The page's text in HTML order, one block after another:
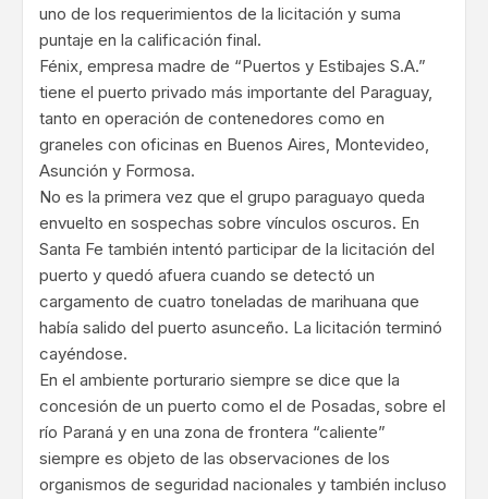
uno de los requerimientos de la licitación y suma
puntaje en la calificación final.
Fénix, empresa madre de “Puertos y Estibajes S.A.”
tiene el puerto privado más importante del Paraguay,
tanto en operación de contenedores como en
graneles con oficinas en Buenos Aires, Montevideo,
Asunción y Formosa.
No es la primera vez que el grupo paraguayo queda
envuelto en sospechas sobre vínculos oscuros. En
Santa Fe también intentó participar de la licitación del
puerto y quedó afuera cuando se detectó un
cargamento de cuatro toneladas de marihuana que
había salido del puerto asunceño. La licitación terminó
cayéndose.
En el ambiente porturario siempre se dice que la
concesión de un puerto como el de Posadas, sobre el
río Paraná y en una zona de frontera “caliente”
siempre es objeto de las observaciones de los
organismos de seguridad nacionales y también incluso